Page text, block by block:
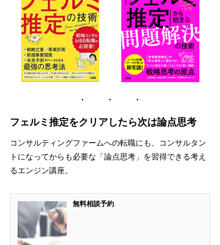
フェルミ推定をクリアしたら次は論点思考
コンサルティングファームへの転職にも、コンサルタン
トになってからも必要な「論点思考」を習得できる考え
るエンジン講座。
無料相談予約